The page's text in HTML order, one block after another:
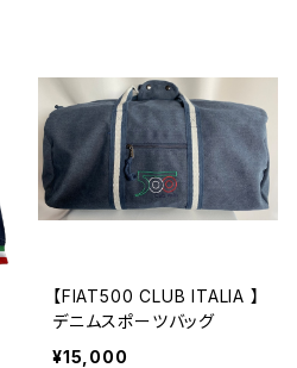
【FIAT500 CLUB ITALIA 】
デニムスポーツバッグ
¥15,000